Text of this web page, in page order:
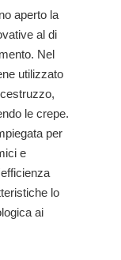
aperto la
al di
Nel
utilizzato
le crepe.
per
e
lo
ai